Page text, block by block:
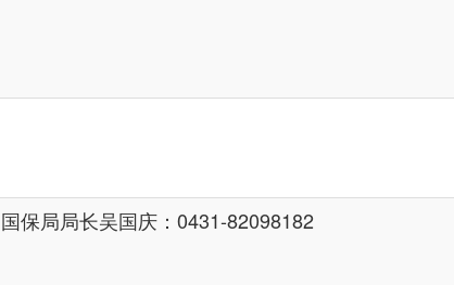
国保局局长吴国庆：0431-82098182